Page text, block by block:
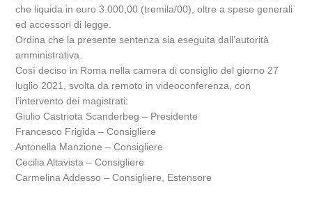
che liquida in euro 3.000,00 (tremila/00), oltre a spese generali
ed accessori di legge.
Ordina che la presente sentenza sia eseguita dall’autorità
amministrativa.
Così deciso in Roma nella camera di consiglio del giorno 27
luglio 2021, svolta da remoto in videoconferenza, con
l’intervento dei magistrati:
Giulio Castriota Scanderbeg – Presidente
Francesco Frigida – Consigliere
Antonella Manzione – Consigliere
Cecilia Altavista – Consigliere
Carmelina Addesso – Consigliere, Estensore